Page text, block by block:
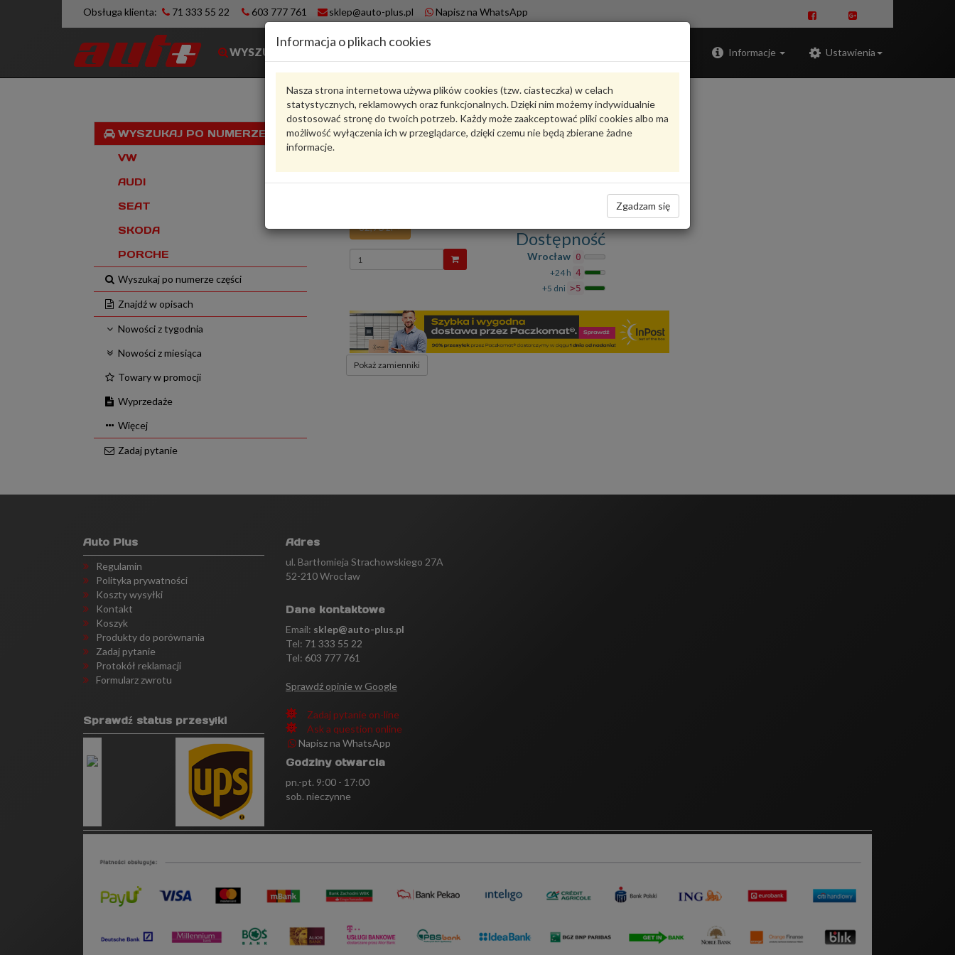
Obsługa klienta: 71 333 55 22 603 777 761 sklep@auto-plus.pl Napisz na WhatsApp
WYSZUKIWARKA Informacje Ustawienia
Informacja o plikach cookies
Nasza strona internetowa używa plików cookies (tzw. ciasteczka) w celach
statystycznych, reklamowych oraz funkcjonalnych. Dzięki nim możemy indywidualnie
dostosować stronę do twoich potrzeb. Każdy może zaakceptować pliki cookies albo ma
możliwość wyłączenia ich w przeglądarce, dzięki czemu nie będą zbierane żadne
informacje.
Zgadzam się
WYSZUKAJ PO NUMERZE VIN
VW
AUDI
SEAT
SKODA
PORCHE
Wyszukaj po numerze części
Znajdź w opisach
Nowości z tygodnia
Nowości z miesiąca
Towary w promocji
Wyprzedaże
Więcej
Zadaj pytanie
Karta produktu
VAG - produkt oryginalny VW AUDI SEAT SKODA
Osłona gumowa z ramką mocującą 8U0959845A VAG
82,96 zł
Wprowadź
ilość
Dostępność
Wrocław 0
+24 h 4
+5 dni >5
Pokaż zamienniki
Auto Plus
Regulamin
Polityka prywatności
Koszty wysyłki
Kontakt
Koszyk
Produkty do porównania
Zadaj pytanie
Protokół reklamacji
Formularz zwrotu
Sprawdź status przesyłki
Adres
ul. Bartłomieja Strachowskiego 27A
52-210 Wrocław
Dane kontaktowe
Email: sklep@auto-plus.pl
Tel: 71 333 55 22
Tel: 603 777 761
Sprawdź opinie w Google
Zadaj pytanie on-line
Ask a question online
Napisz na WhatsApp
Godziny otwarcia
pn.-pt. 9:00 - 17:00
sob. nieczynne